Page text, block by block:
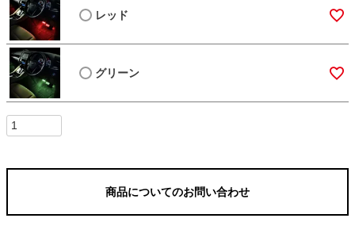
レッド
グリーン
商品についてのお問い合わせ